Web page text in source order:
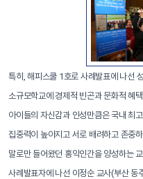
특히, 해피스쿨 1호로 사례발표에 나선
소규모학교에 경제적 빈곤과 문화적 혜
아이들의 자신감과 인성만큼은 국내 최
집중력이 높아지고 서로 배려하고 존중
말로만 들어왔던 홍익인간을 양성하는
사례발표자에 나선 이정순 교사(부산